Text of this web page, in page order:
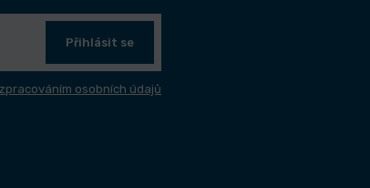
Přihlásit se
zpracováním osobních údajů